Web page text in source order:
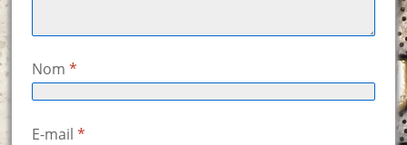
Nom *
E-mail *